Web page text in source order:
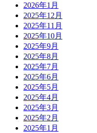
2026年1月
2025年12月
2025年11月
2025年10月
2025年9月
2025年8月
2025年7月
2025年6月
2025年5月
2025年4月
2025年3月
2025年2月
2025年1月